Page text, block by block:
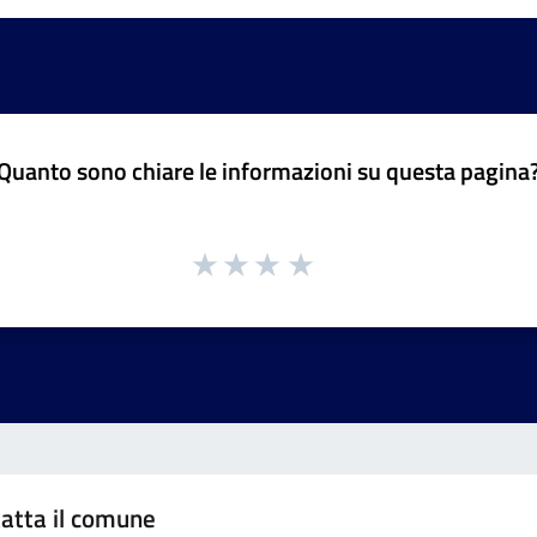
sono chiare le informazioni su questa
il comune